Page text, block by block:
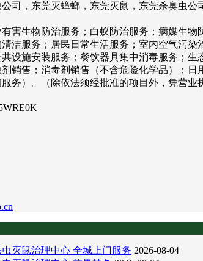
司，东莞灭蟑螂，东莞灭鼠，东莞杀臭虫
害生物防治服务；白蚁防治服务；病媒生
洁服务；居民日常生活服务；室内空气污
设施安装服务；餐饮器具集中消毒服务；
销售；消毒剂销售（不含危险化学品）；
务）。（除依法须经批准的项目外，凭营业
灭鼠治理中心 全城上门服务 2026-08-04